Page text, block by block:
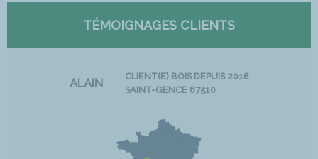
TÉMOIGNAGES CLIENTS
ALAIN
CLIENT(E) BOIS DEPUIS 2016
SAINT-GENCE 87510